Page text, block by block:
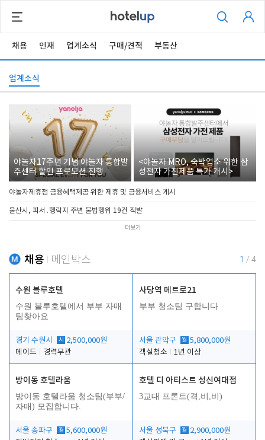
채용 인재 업계소식 구매/견적 부동산
업계소식
야놀자17주년 기념 야놀자 통합발
주센터 할인 프로모션 진행
<야놀자 MRO, 숙박업소 위한 삼
성전자 가전제품 특가 개시>
야놀자제휴점 금융혜택제공 위한 제휴 및 금융서비스 게시
울산시, 피서․행락지 주변 불법행위 19건 적발
더보기
채용 메인박스 1 / 4
수원 블루호텔
수원 블루호텔에서 부부 자매
팀찾아요
경기 수원시 시
2,500,000원
메이드
경력무관
사당역 메트로21
부부 청소팀 구합니다
서울 관악구 월 5,800,000원
객실청소
1년 이상
방이동 호텔라움
방이동 호텔라움 청소팀(부부/
자매) 모집합니다.
서울 송파구 월 5,600,000원
호텔 디 아티스트 성신여대점
3교대 프론트(격,비,비)
서울 성북구 월 2,900,000원